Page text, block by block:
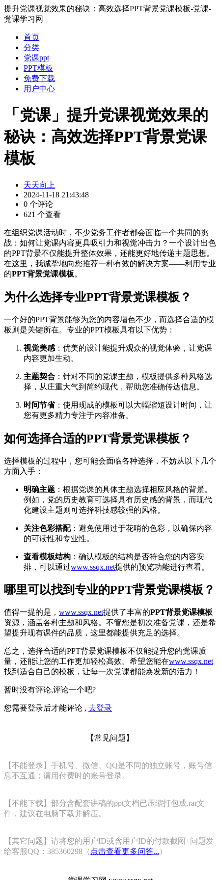
提升党课视觉效果的秘诀：高效选择PPT背景党课模板-党课-
党课学习网
首页
分类
党课ppt
PPT模板
免费下载
用户中心
「党课」提升党课视觉效果的
秘诀：高效选择PPT背景党课
模板
天天向上
2024-11-18 21:43:48
0 个评论
621 个查看
在组织党课活动时，不少党务工作者都会面临一个共同的挑
战：如何让党课内容更具吸引力和视觉冲击力？一个设计出色
的PPT背景不仅能提升整体效果，还能更好地传递主题思想。
在这里，我诚挚地向您推荐一种有效的解决方案——利用专业
的PPT背景党课模板。
为什么选择专业PPT背景党课模板？
一个好的PPT背景能够为您的内容增色不少，而选择合适的模
板则是关键所在。专业的PPT模板具有以下优势：
视觉美感 ：优美的设计能提升观众的视觉体验，让党课
内容更加生动。
主题契合 ：针对不同的党课主题，模板提供多种风格选
择，从庄重大气到简约现代，帮助您准确传达信息。
时间节省：使用现成的模板可以大幅缩短设计时间，让
您有更多精力专注于内容准备。
如何选择合适的PPT背景党课模板？
选择模板的过程中，您可能会面临各种选择，不妨从以下几个
方面入手：
明确主题 ：根据党课的具体主题选择相应风格的背景。
例如，党的历史教育可选择具有历史感的背景，而现代
化建设主题则可选择科技感较强的风格。
关注色彩搭配：避免使用过于花哨的色彩，以确保内容
的可读性和专业性。
查看模板结构 ：确认模板的结构是否符合您的内容安
排，可以通过www.ssqx.net提供的预览功能进行查看。
哪里可以找到专业的PPT背景党课模板？
值得一提的是， www.ssqx.net提供了丰富的PPT背景党课模板
资源，涵盖各种主题和风格。不管您是初次准备党课，还是希
望提升现有课件的品质，这里都能提供充足的选择。
总之，选择合适的PPT背景党课模板不仅能提升您的党课质
量，还能让您的工作更加轻松高效。希望您能在www.ssqx.net
找到适合自己的模板，让每一次党课都能焕发新的活力！
暂时没有评论,评论一个吧?
您需要登录后才能评论 , 去登录
【常见问题】
【不能登录】手机号、微信、QQ是不同的独立账号，账号信
息不互通；请用付费时的账号登录。
【不能下载】部分含配套讲稿的ppt文档已压缩打包成.rar文
件，建议在电脑下载并解压。
【其它问题】请将您的用户ID或含用户ID的付款截图+问题发
给客服QQ：385360298（ 点击查看更多问答...）